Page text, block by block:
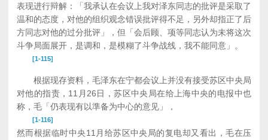
表现进行辩解：「我承认在会议上我对泽东同志的批评是采取了
温和的态度，对他的组织观念错误批评得不足，另外却指正了后
方同志对他的过分批评」，但「会后顾、项等同志认为未将这次
斗争局面展开，是调和，是模糊了斗争战线，我不能同意」。
[1-115]
根据现存资料，毛泽东在宁都会议上并没有接受苏区中央局
对他的指责，11月26日，苏区中央局在给上海中央的电报中也
称，毛「仍表现有以準备为中心的意见」，
[1-116]
然而根据临时中央11月给苏区中央局的复电却又看出，毛在压